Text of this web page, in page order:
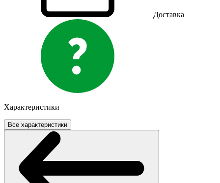
Доставка
Характеристики
Все характеристики